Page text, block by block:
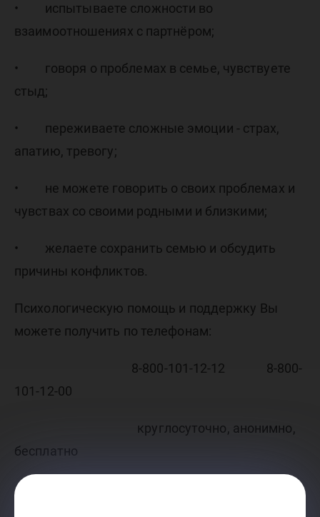
• испытываете сложности во
взаимоотношениях с партнёром;
• говоря о проблемах в семье, чувствуете
стыд;
• переживаете сложные эмоции - страх,
апатию, тревогу;
• не можете говорить о своих проблемах и
чувствах со своими родными и близкими;
• желаете сохранить семью и обсудить
причины конфликтов.
Психологическую помощь и поддержку Вы
можете получить по телефонам:
8-800-101-12-12 8-800-
101-12-00
круглосуточно, анонимно,
бесплатно